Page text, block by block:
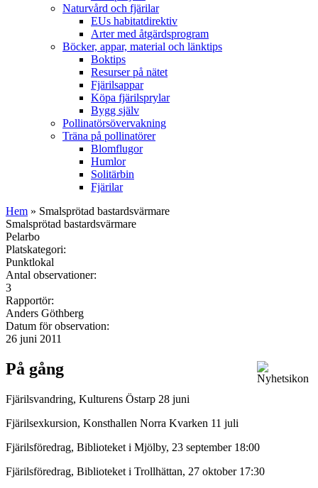
Naturvård och fjärilar
EUs habitatdirektiv
Arter med åtgärdsprogram
Böcker, appar, material och länktips
Boktips
Resurser på nätet
Fjärilsappar
Köpa fjärilsprylar
Bygg själv
Pollinatörsövervakning
Träna på pollinatörer
Blomflugor
Humlor
Solitärbin
Fjärilar
Hem » Smalsprötad bastardsvärmare
Smalsprötad bastardsvärmare
Pelarbo
Platskategori:
Punktlokal
Antal observationer:
3
Rapportör:
Anders Göthberg
Datum för observation:
26 juni 2011
På gång
Fjärilsvandring, Kulturens Östarp 28 juni
Fjärilsexkursion, Konsthallen Norra Kvarken 11 juli
Fjärilsföredrag, Biblioteket i Mjölby, 23 september 18:00
Fjärilsföredrag, Biblioteket i Trollhättan, 27 oktober 17:30